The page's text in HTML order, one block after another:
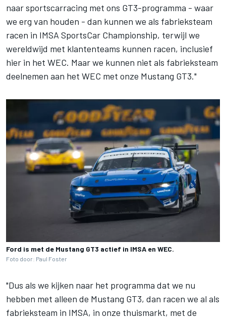
naar sportscarracing met ons GT3-programma - waar
we erg van houden - dan kunnen we als fabrieksteam
racen in IMSA SportsCar Championship, terwijl we
wereldwijd met klantenteams kunnen racen, inclusief
hier in het WEC. Maar we kunnen niet als fabrieksteam
deelnemen aan het WEC met onze Mustang GT3."
Ford is met de Mustang GT3 actief in IMSA en WEC.
Foto door: Paul Foster
"Dus als we kijken naar het programma dat we nu
hebben met alleen de Mustang GT3, dan racen we al als
fabrieksteam in IMSA, in onze thuismarkt, met de